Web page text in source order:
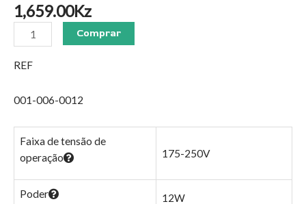
1,659.00Kz
Comprar
REF
001-006-0012
Faixa de tensão de
operação
175-250V
Poder 12W